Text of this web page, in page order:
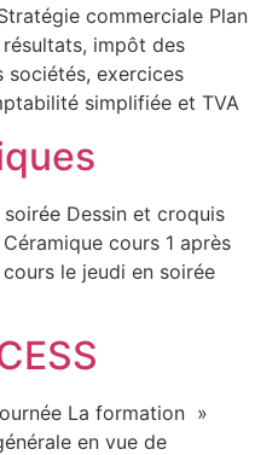
commerciale Plan
impôt des
sociétés, exercices
simplifiée et TVA
Dessin et croquis
cours 1 après
le jeudi en soirée
La formation »
en vue de